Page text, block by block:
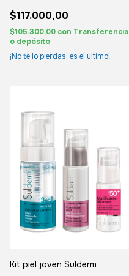
$117.000,00
$105.300,00 con Transferencia
o depósito
¡No te lo pierdas, es el último!
Kit piel joven Sulderm